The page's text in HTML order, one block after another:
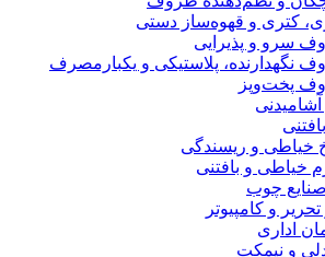
کتری و قهوه‌ساز دستی
سرو و پذیرایی
نگهدارنده، پلاستیکی و یکبارمصرف
پخت‌وپز
خیاطی و ریسندگی
خیاطی و بافتنی
چوب
و کامپیوتر
اداری
و نیمکت